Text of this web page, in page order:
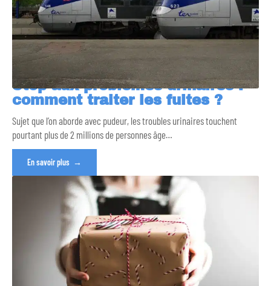
Stop aux problèmes urinaires :
comment traiter les fuites ?
Sujet que l’on aborde avec pudeur, les troubles urinaires touchent
pourtant plus de 2 millions de personnes âge…
En savoir plus